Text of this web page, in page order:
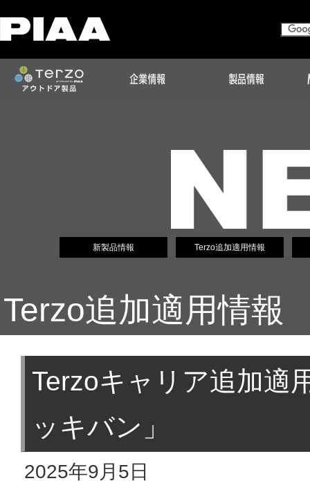
新製品情報 Terzo追加適用情報
Terzo追加適用情報
Terzoキャリア追加適
ッキバン」
2025年9月5日